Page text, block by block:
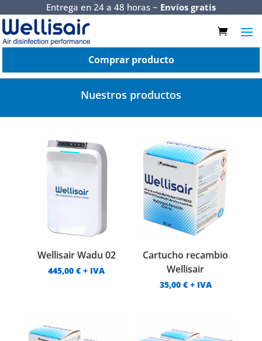
Entrega en 24 a 48 horas ~ Envíos gratis
Comprar producto
Nuestros productos
Wellisair Wadu 02
445,00€ + IVA
Cartucho recambio
Wellisair
35,00 € + IVA
¡Oferta!